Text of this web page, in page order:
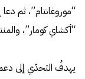
“موروغانتام”، ثم
“أكشاي كومار”،
يهدفُ التحدّي إلى دعم